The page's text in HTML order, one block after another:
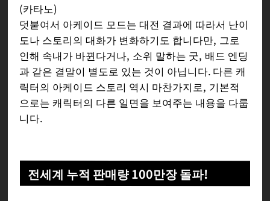
(카타노)
덧붙여서 아케이드 모드는 대전 결과에 따라서 난이
도나 스토리의 대화가 변화하기도 합니다만, 그로
인해 속내가 바뀐다거나, 소위 말하는 굿, 배드 엔딩
과 같은 결말이 별도로 있는 것이 아닙니다. 다른 캐
릭터의 아케이드 스토리 역시 마찬가지로, 기본적
으로는 캐릭터의 다른 일면을 보여주는 내용을 다룹
니다.
전세계 누적 판매량 100만장 돌파!